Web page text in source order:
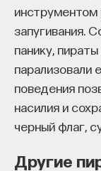
инструментом
запугивания.
панику,
парализовали
поведения
насилия и
черный флаг,
Другие